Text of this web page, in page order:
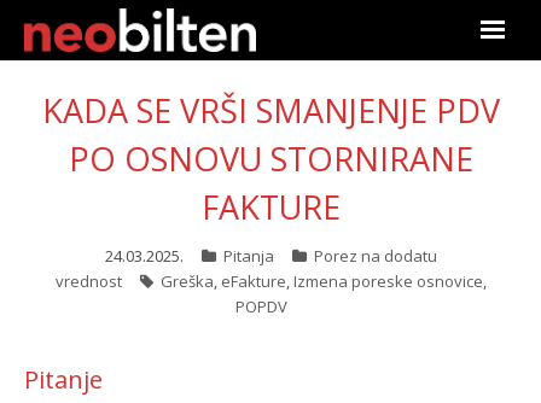
Početna
Pretraga
Podaci
O nama
KADA SE VRŠI SMANJENJE PDV
PO OSNOVU STORNIRANE
FAKTURE
24.03.2025. Pitanja
Porez na dodatu
vrednost
Greška, eFakture, Izmena poreske osnovice,
POPDV
Pitanje